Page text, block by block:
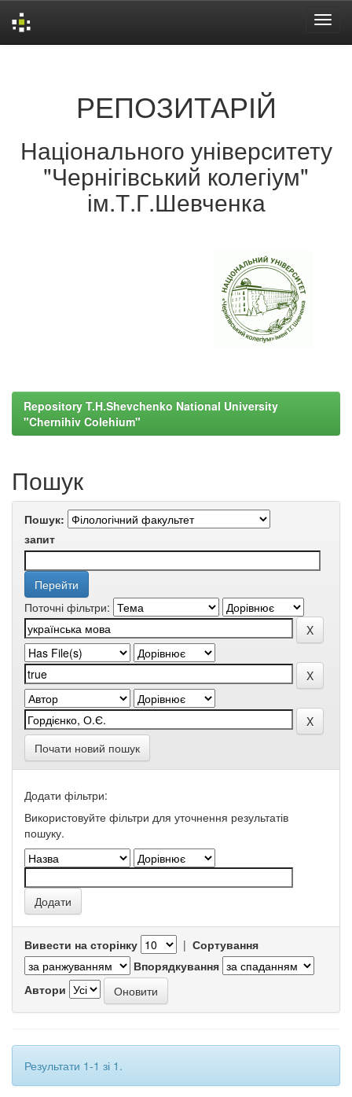
РЕПОЗИТАРІЙ
Національного університету
"Чернігівський колегіум"
ім.Т.Г.Шевченка
Repository T.H.Shevchenko National University
"Chernihiv Colehium"
Пошук
Пошук:
запит
Поточні фільтри:
Почати новий пошук
Додати фільтри:
Використовуйте фільтри для уточнення результатів
пошуку.
Вивести на сторінку | Сортування
Впорядкування
Автори
Результати 1-1 зі 1.